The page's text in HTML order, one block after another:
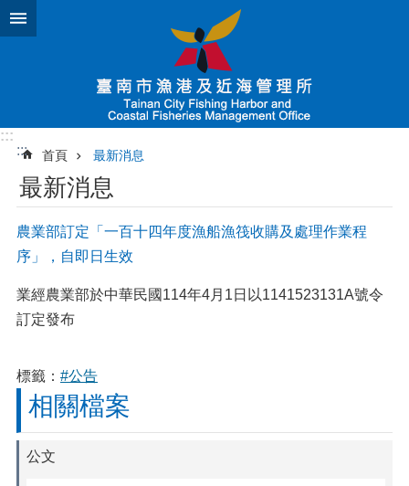
跳到主要內容區塊
:::
:::
首頁 最新消息
最新消息
農業部訂定「一百十四年度漁船漁筏收購及處理作業程
序」，自即日生效
業經農業部於中華民國114年4月1日以1141523131A號令
訂定發布
標籤： #公告
相關檔案
公文